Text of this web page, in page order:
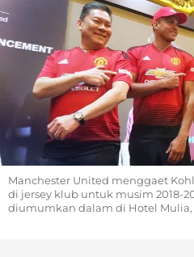
Manchester United menggaet
di jersey klub untuk musim 2018-
diumumkan dalam di Hotel Mulia,